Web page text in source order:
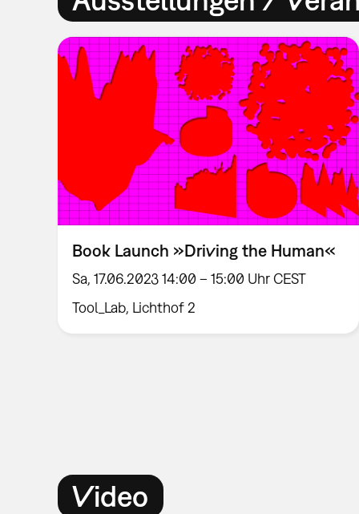
Book Launch »Driving the Human«
Sa, 17.06.2023 14:00 – 15:00 Uhr CEST
Tool_Lab, Lichthof 2
Video